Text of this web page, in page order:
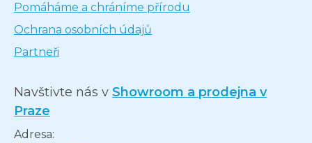
Pomáháme a chráníme přírodu
Ochrana osobních údajů
Partneři
Navštivte nás v Showroom a prodejna v
Praze
Adresa: